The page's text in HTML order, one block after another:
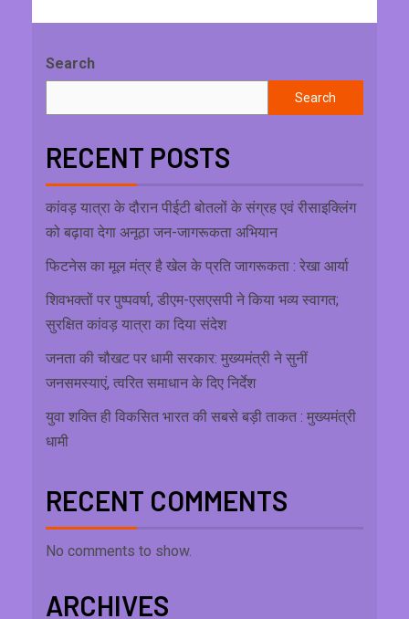
Search
Search
RECENT POSTS
कांवड़ यात्रा के दौरान पीईटी बोतलों के संग्रह एवं रीसाइक्लिंग
को बढ़ावा देगा अनूठा जन-जागरूकता अभियान
फिटनेस का मूल मंत्र है खेल के प्रति जागरूकता : रेखा आर्या
शिवभक्तों पर पुष्पवर्षा, डीएम-एसएसपी ने किया भव्य स्वागत;
सुरक्षित कांवड़ यात्रा का दिया संदेश
जनता की चौखट पर धामी सरकार: मुख्यमंत्री ने सुनीं
जनसमस्याएं, त्वरित समाधान के दिए निर्देश
युवा शक्ति ही विकसित भारत की सबसे बड़ी ताकत : मुख्यमंत्री
धामी
RECENT COMMENTS
No comments to show.
ARCHIVES